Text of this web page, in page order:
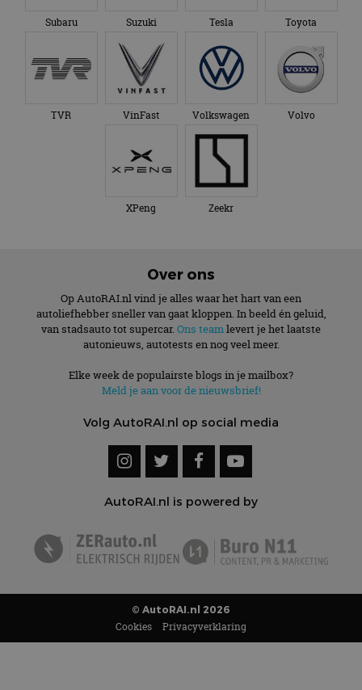
Subaru Suzuki Tesla Toyota
TVR VinFast Volkswagen Volvo
XPeng Zeekr
Over ons
Op AutoRAI.nl vind je alles waar het hart van een
autoliefhebber sneller van gaat kloppen. In beeld én geluid,
van stadsauto tot supercar. Ons teamlevert je het laatste
autonieuws, autotests en nog veel meer.
Elke week de populairste blogs in je mailbox?
Meld je aan voor de nieuwsbrief!
Volg AutoRAI.nl op social media
AutoRAI.nl is powered by
© AutoRAI.nl 2026
Cookies Privacyverklaring